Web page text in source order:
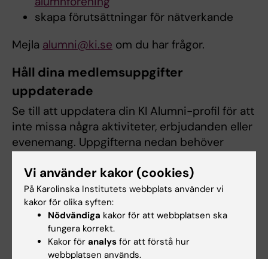
skapa förutsättningar för nätverkande
Mejla alumni@ki.se om du har frågor.
Håll dina medlemsuppgifter
uppdaterade
Se till att uppdatera din KI Alumni-profil för att
inte missa några aktiviteter, erbjudanden eller
evenemang. Uppgifterna nedan behöver
Om du har en ny e-postadress
Om du har bytt namn
Om du har ny adress
Om du har ett nytt jobb
Vi använder kakor (cookies)
På Karolinska Institutets webbplats använder vi
kakor för olika syften:
Nödvändiga kakor för att webbplatsen ska
fungera korrekt.
Kakor för analys för att förstå hur
webbplatsen används.